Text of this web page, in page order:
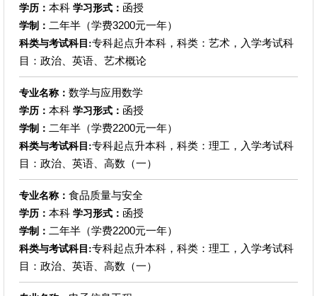
学历： 本科 学习形式： 函授
学制： 二年半（学费3200元一年）
科类与考试科目:专科起点升本科，科类：艺术，入学考试科
目：政治、英语、艺术概论
专业名称： 数学与应用数学
学历： 本科 学习形式： 函授
学制： 二年半（学费2200元一年）
科类与考试科目:专科起点升本科，科类：理工，入学考试科
目：政治、英语、高数（一）
专业名称： 食品质量与安全
学历： 本科 学习形式： 函授
学制： 二年半（学费2200元一年）
科类与考试科目:专科起点升本科，科类：理工，入学考试科
目：政治、英语、高数（一）